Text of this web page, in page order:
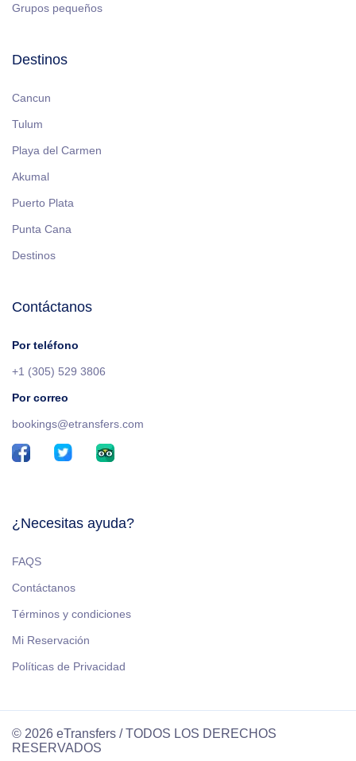
Grupos pequeños
Destinos
Cancun
Tulum
Playa del Carmen
Akumal
Puerto Plata
Punta Cana
Destinos
Contáctanos
Por teléfono
+1 (305) 529 3806
Por correo
bookings@etransfers.com
¿Necesitas ayuda?
FAQS
Contáctanos
Términos y condiciones
Mi Reservación
Políticas de Privacidad
© 2026 eTransfers / TODOS LOS DERECHOS
RESERVADOS